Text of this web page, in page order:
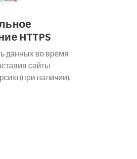
HTTPS
данных во время
сайты
(при наличии).